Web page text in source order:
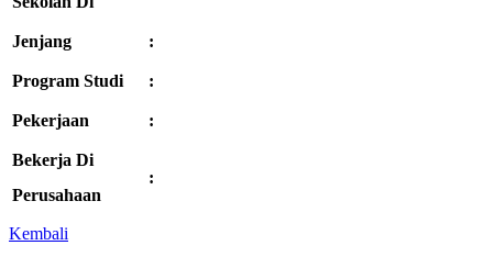
Jenjang :
Program Studi :
Pekerjaan :
Bekerja Di
Perusahaan
:
Kembali